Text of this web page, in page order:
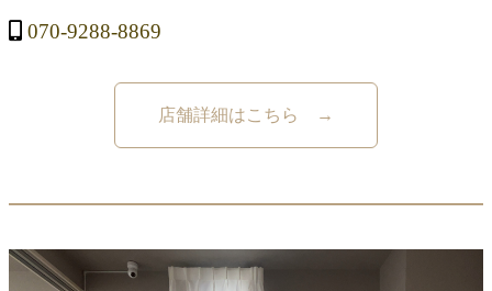
070-9288-8869
店舗詳細はこちら →